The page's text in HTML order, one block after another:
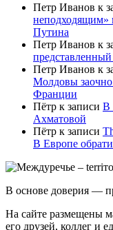
Петр Иванов к
неподходящим»
Путина
Петр Иванов к
Петр Иванов к
Молдовы
Франции
Пётр к записи В
Ахматовой
Пётр к записи
В Европе
В основе доверия —
На сайте размещены
его друзей, коллег и